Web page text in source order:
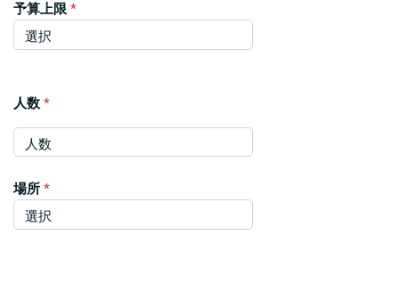
予算上限 *
人数 *
場所 *